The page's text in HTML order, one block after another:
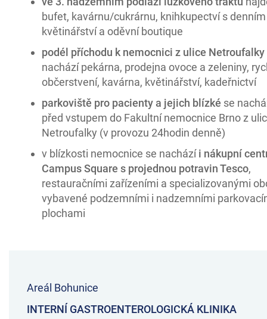
bufet, kavárnu/cukrárnu, knihkupectví s
květinářství a oděvní boutique
podél příchodu k nemocnici z ulice Netroufalky
nachází pekárna, prodejna ovoce a zeleniny,
občerstvení, kavárna, květinářství, kadeřnictví
parkoviště pro pacienty a jejich blízké se
před vstupem do Fakultní nemocnice Brno z
Netroufalky (v provozu 24hodin denně)
v blízkosti nemocnice se nacházíi nákupní
Campus Square s projednou potravin Tesco,
restauračními zařízeními a specializovanými
vybavené podzemními i nadzemními
plochami
Areál Bohunice
INTERNÍ GASTROENTEROLOGICKÁ KLINIKA